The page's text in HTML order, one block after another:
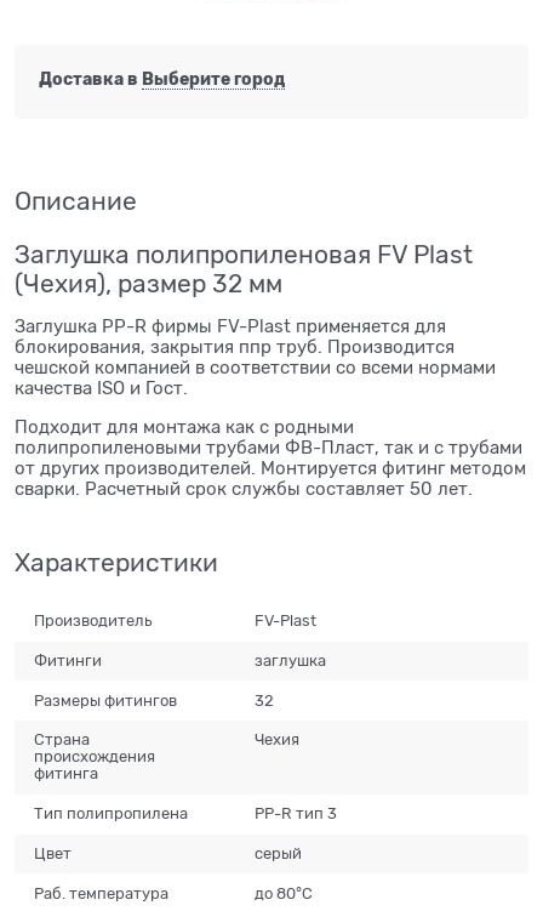
Доставка в Выберите город
Описание
Заглушка полипропиленовая FV Plast
(Чехия), размер 32 мм
Заглушка PP-R фирмы FV-Plast применяется для
блокирования, закрытия ппр труб. Производится
чешской компанией в соответствии со всеми нормами
качества ISO и Гост.
Подходит для монтажа как с родными
полипропиленовыми трубами ФВ-Пласт, так и с трубами
от других производителей. Монтируется фитинг методом
сварки. Расчетный срок службы составляет 50 лет.
Характеристики
Производитель FV-Plast
Фитинги заглушка
Размеры фитингов 32
Страна
происхождения
фитинга
Чехия
Тип полипропилена PP-R тип 3
Цвет серый
Раб. температура до 80°С